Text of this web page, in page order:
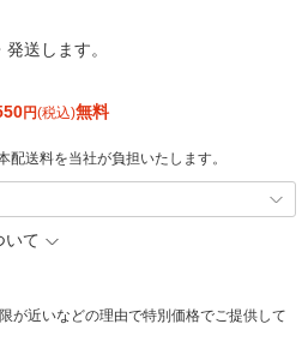
送します。
円(税込)無料
送料を当社が負担いたします。
いて
が近いなどの理由で特別価格でご提供して